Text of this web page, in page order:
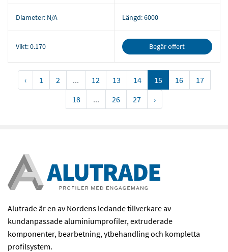
Diameter: N/A Längd:6000
Vikt:0.170 Begär offert
‹ 1 2 ... 12 13 14 15 16
17
18
... 26 27 ›
Alutrade är en av Nordens ledande tillverkare av
kundanpassade aluminiumprofiler, extruderade
komponenter, bearbetning, ytbehandling och kompletta
profilsystem.